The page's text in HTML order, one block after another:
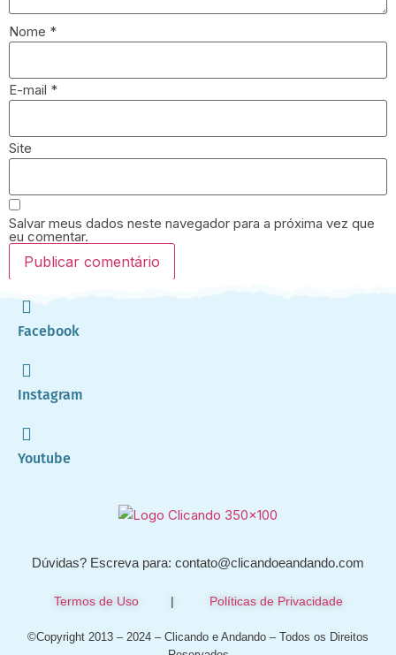
Nome *
E-mail *
Site
Salvar meus dados neste navegador para a próxima vez que
eu comentar.
Facebook
Instagram
Youtube
Dúvidas? Escreva para: contato@clicandoeandando.com
Termos de Uso| Políticas de Privacidade
©Copyright 2013 – 2024 – Clicando e Andando – Todos os Direitos